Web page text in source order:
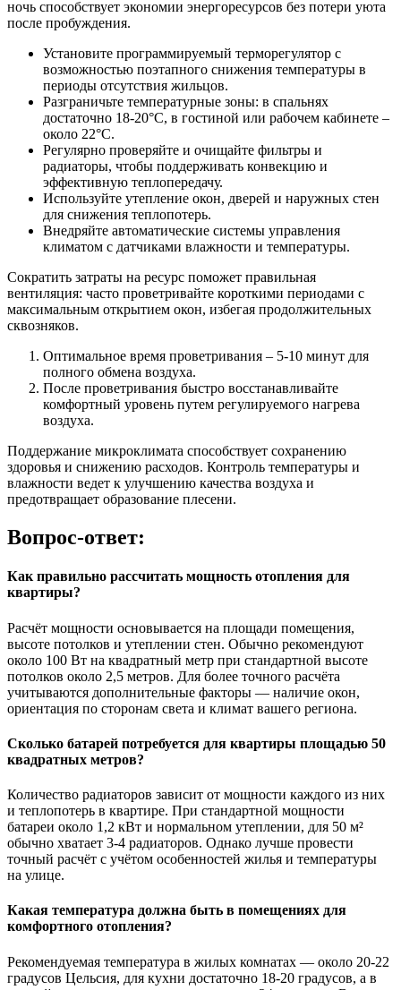
ночь способствует экономии энергоресурсов без потери уюта
после пробуждения.
Установите программируемый терморегулятор с
возможностью поэтапного снижения температуры в
периоды отсутствия жильцов.
Разграничьте температурные зоны: в спальнях
достаточно 18-20°C, в гостиной или рабочем кабинете –
около 22°C.
Регулярно проверяйте и очищайте фильтры и
радиаторы, чтобы поддерживать конвекцию и
эффективную теплопередачу.
Используйте утепление окон, дверей и наружных стен
для снижения теплопотерь.
Внедряйте автоматические системы управления
климатом с датчиками влажности и температуры.
Сократить затраты на ресурс поможет правильная
вентиляция: часто проветривайте короткими периодами с
максимальным открытием окон, избегая продолжительных
сквозняков.
Оптимальное время проветривания – 5-10 минут для
полного обмена воздуха.
После проветривания быстро восстанавливайте
комфортный уровень путем регулируемого нагрева
воздуха.
Поддержание микроклимата способствует сохранению
здоровья и снижению расходов. Контроль температуры и
влажности ведет к улучшению качества воздуха и
предотвращает образование плесени.
Вопрос-ответ:
Как правильно рассчитать мощность отопления для
квартиры?
Расчёт мощности основывается на площади помещения,
высоте потолков и утеплении стен. Обычно рекомендуют
около 100 Вт на квадратный метр при стандартной высоте
потолков около 2,5 метров. Для более точного расчёта
учитываются дополнительные факторы — наличие окон,
ориентация по сторонам света и климат вашего региона.
Сколько батарей потребуется для квартиры площадью 50
квадратных метров?
Количество радиаторов зависит от мощности каждого из них
и теплопотерь в квартире. При стандартной мощности
батареи около 1,2 кВт и нормальном утеплении, для 50 м²
обычно хватает 3-4 радиаторов. Однако лучше провести
точный расчёт с учётом особенностей жилья и температуры
на улице.
Какая температура должна быть в помещениях для
комфортного отопления?
Рекомендуемая температура в жилых комнатах — около 20-22
градусов Цельсия, для кухни достаточно 18-20 градусов, а в